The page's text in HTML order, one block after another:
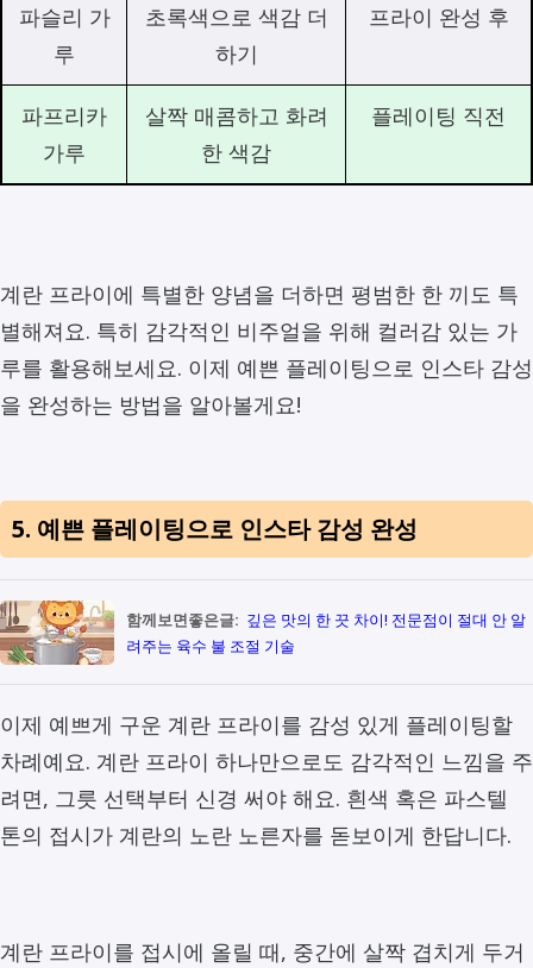
파슬리 가
루
초록색으로 색감 더
하기
프라이 완성 후
파프리카
가루
살짝 매콤하고 화려
한 색감
플레이팅 직전
계란 프라이에 특별한 양념을 더하면 평범한 한 끼도 특
별해져요. 특히 감각적인 비주얼을 위해 컬러감 있는 가
루를 활용해보세요. 이제 예쁜 플레이팅으로 인스타 감성
을 완성하는 방법을 알아볼게요!
5. 예쁜 플레이팅으로 인스타 감성 완성
함께보면좋은글: 깊은 맛의 한 끗 차이! 전문점이 절대 안 알
려주는 육수 불 조절 기술
이제 예쁘게 구운 계란 프라이를 감성 있게 플레이팅할
차례예요. 계란 프라이 하나만으로도 감각적인 느낌을 주
려면, 그릇 선택부터 신경 써야 해요. 흰색 혹은 파스텔
톤의 접시가 계란의 노란 노른자를 돋보이게 한답니다.
계란 프라이를 접시에 올릴 때, 중간에 살짝 겹치게 두거